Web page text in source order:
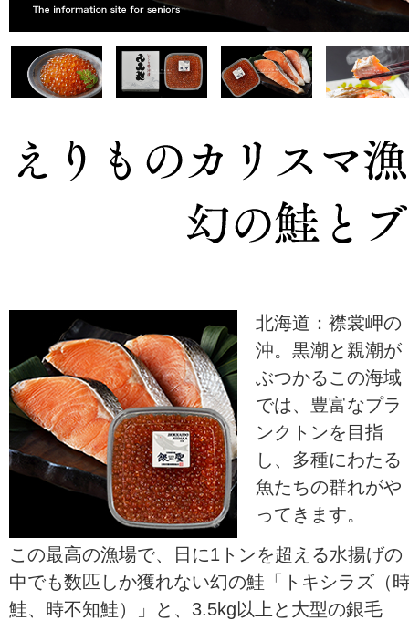
北海道：襟裳岬の
沖。黒潮と親潮が
ぶつかるこの海域
では、豊富なプラ
ンクトンを目指
し、多種にわたる
魚たちの群れがや
ってきます。
この最高の漁場で、日に1トンを超える水揚げの
中でも数匹しか獲れない幻の鮭「トキシラズ（
鮭、時不知鮭）」と、3.5kg以上と大型の銀毛